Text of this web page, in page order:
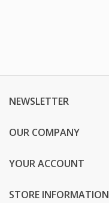
NEWSLETTER
OUR COMPANY
YOUR ACCOUNT
STORE INFORMATION